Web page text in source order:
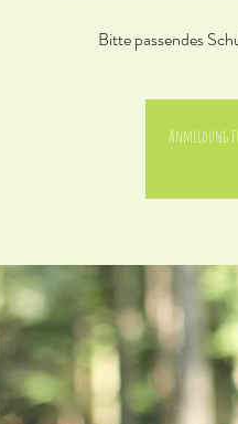
Bitte passendes
Anmeldung